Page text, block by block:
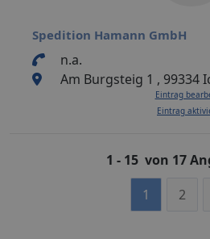
Spedition Hamann GmbH
n.a.
Am Burgsteig 1 , 99334
Eintrag
Eintrag
1 - 15 von 17
1
2